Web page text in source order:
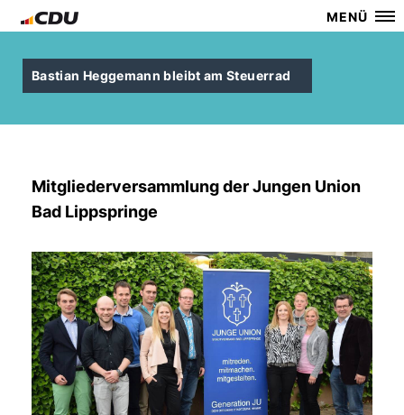
MENÜ
Bastian Heggemann bleibt am Steuerrad
Mitgliederversammlung der Jungen Union
Bad Lippspringe